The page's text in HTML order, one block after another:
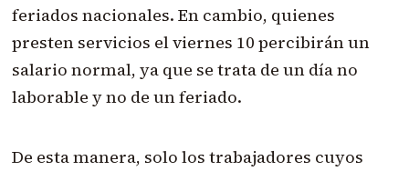
feriados nacionales. En cambio, quienes
presten servicios el viernes 10 percibirán un
salario normal, ya que se trata de un día no
laborable y no de un feriado.
De esta manera, solo los trabajadores cuyos